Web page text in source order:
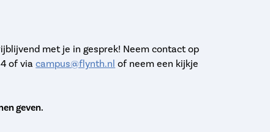
met je in gesprek! Neem contact op
of viacampus@flynth.nl of neem een kijkje
geven.